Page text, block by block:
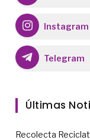
Instagram
Telegram
Últimas
Recolecta